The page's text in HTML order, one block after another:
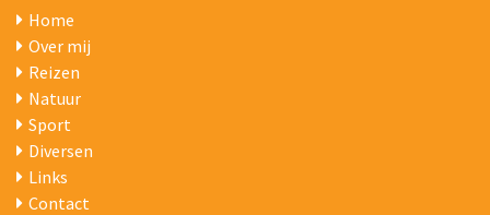
Home
Over mij
Reizen
Natuur
Sport
Diversen
Links
Contact